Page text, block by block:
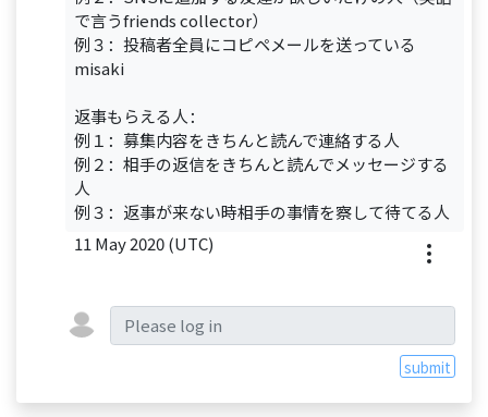
で言うfriends collector）
例３：投稿者全員にコピペメールを送っている
misaki
返事もらえる人：
例１：募集内容をきちんと読んで連絡する人
例２：相手の返信をきちんと読んでメッセージする
人
例３：返事が来ない時相手の事情を察して待てる人
11 May 2020 (UTC)
submit